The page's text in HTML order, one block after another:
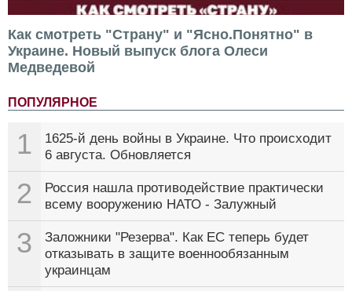
Как смотреть "Страну" и "Ясно.Понятно" в
Украине. Новый выпуск блога Олеси
Медведевой
ПОПУЛЯРНОЕ
1
1625-й день войны в Украине. Что происходит
6 августа. Обновляется
2
Россия нашла противодействие практически
всему вооружению НАТО - Залужный
3
Заложники "Резерва". Как ЕС теперь будет
отказывать в защите военнообязанным
украинцам